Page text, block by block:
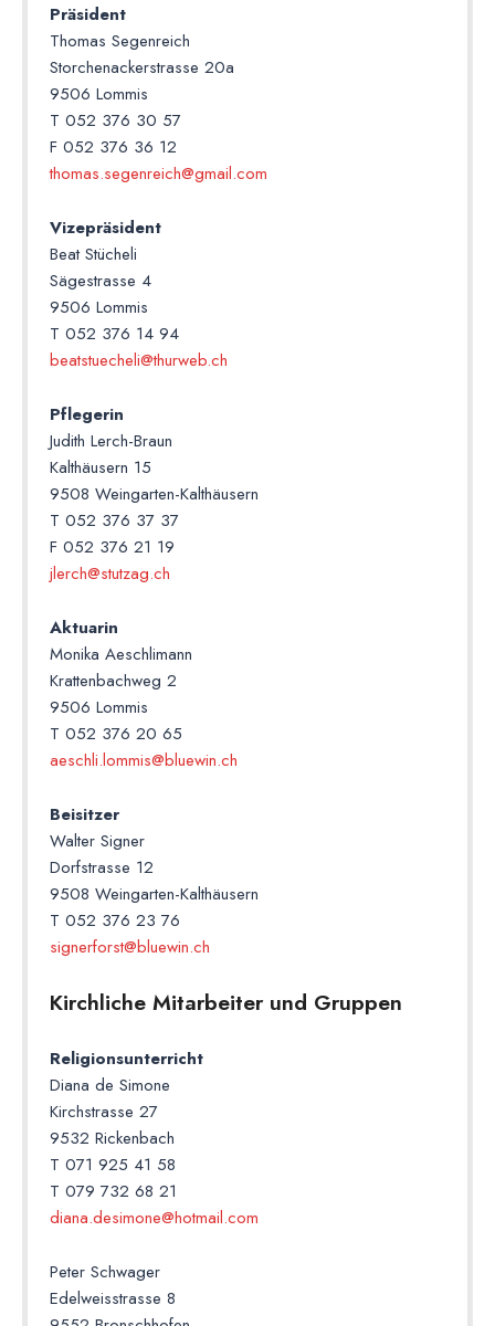
Präsident
Thomas Segenreich
Storchenackerstrasse 20a
9506 Lommis
T 052 376 30 57
F 052 376 36 12
thomas.segenreich@gmail.com
Vizepräsident
Beat Stücheli
Sägestrasse 4
9506 Lommis
T 052 376 14 94
beatstuecheli@thurweb.ch
Pflegerin
Judith Lerch-Braun
Kalthäusern 15
9508 Weingarten-Kalthäusern
T 052 376 37 37
F 052 376 21 19
jlerch@stutzag.ch
Aktuarin
Monika Aeschlimann
Krattenbachweg 2
9506 Lommis
T 052 376 20 65
aeschli.lommis@bluewin.ch
Beisitzer
Walter Signer
Dorfstrasse 12
9508 Weingarten-Kalthäusern
T 052 376 23 76
signerforst@bluewin.ch
Kirchliche Mitarbeiter und Gruppen
Religionsunterricht
Diana de Simone
Kirchstrasse 27
9532 Rickenbach
T 071 925 41 58
T 079 732 68 21
diana.desimone@hotmail.com
Peter Schwager
Edelweisstrasse 8